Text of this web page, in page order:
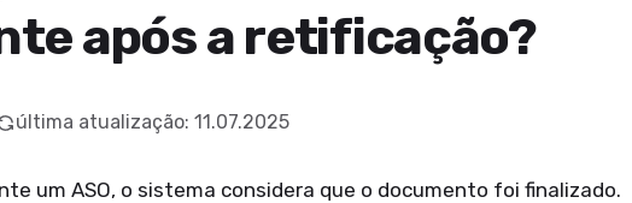
após a retificação?
última atualização: 11.07.2025
um ASO, o sistema considera que o documento foi finalizado.